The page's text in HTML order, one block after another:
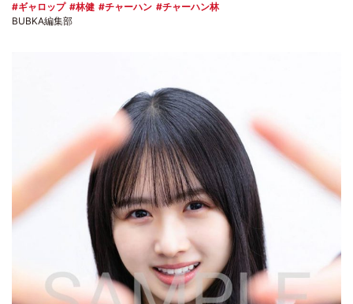
ギャロップ
林健 チャーハン
チャーハン林
BUBKA編集部